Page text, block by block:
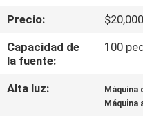
SOBRE
NOSOTROS
RECORRIDO
Precio:
Capacidad de
la fuente:
100
Alta luz: Máquina
Máquina